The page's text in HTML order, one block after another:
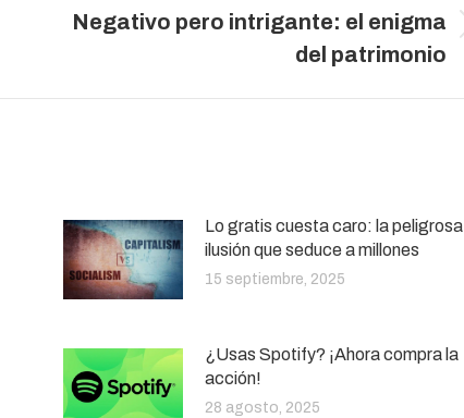
Publicación
Negativo pero intrigante: el enigma
del patrimonio
Lo gratis cuesta caro: la peligrosa
ilusión que seduce a millones
15 septiembre, 2025
¿Usas Spotify? ¡Ahora compra la
acción!
28 agosto, 2025